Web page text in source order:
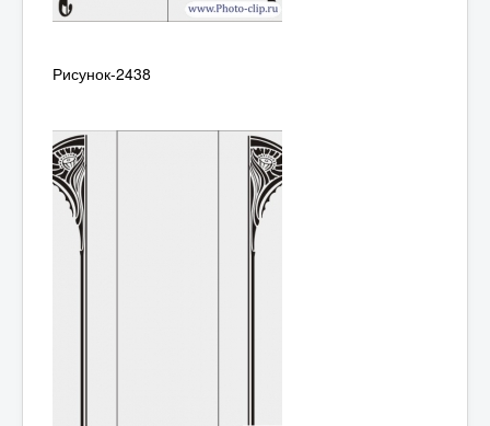
Рисунок-2438